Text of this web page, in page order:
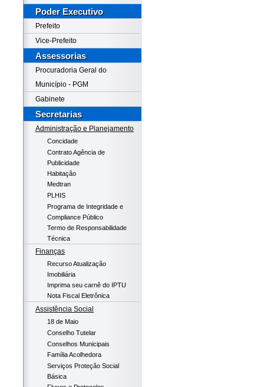
Poder Executivo
Prefeito
Vice-Prefeito
Assessorias
Procuradoria Geral do
Município - PGM
Gabinete
Secretarias
Administração e Planejamento
Concidade
Contrato Agência de
Publicidade
Habitação
Medtran
PLHIS
Programa de Integridade e
Compliance Público
Termo de Responsabilidade
Técnica
Finanças
Recurso Atualização
Imobiliária
Imprima seu carnê do IPTU
Nota Fiscal Eletrônica
Assistência Social
18 de Maio
Conselho Tutelar
Conselhos Municipais
Família Acolhedora
Serviços Proteção Social
Básica